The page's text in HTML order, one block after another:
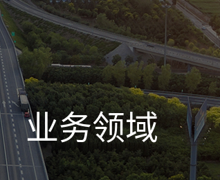
业务领域